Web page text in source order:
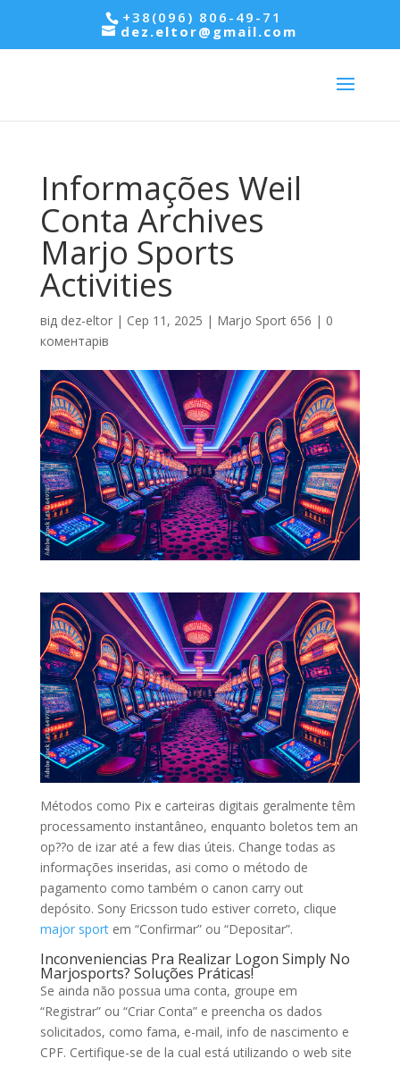
+38(096) 806-49-71
dez.eltor@gmail.com
Informações Weil
Conta Archives
Marjo Sports
Activities
від dez-eltor| Сер 11, 2025 | Marjo Sport 656 | 0
коментарів
Métodos como Pix e carteiras digitais geralmente têm
processamento instantâneo, enquanto boletos tem an
op??o de izar até a few dias úteis. Change todas as
informações inseridas, asi como o método de
pagamento como também o canon carry out
depósito. Sony Ericsson tudo estiver correto, clique
major sportem “Confirmar” ou “Depositar”.
Inconveniencias Pra Realizar Logon Simply No
Marjosports? Soluções Práticas!
Se ainda não possua uma conta, groupe em
“Registrar” ou “Criar Conta” e preencha os dados
solicitados, como fama, e-mail, info de nascimento e
CPF. Certifique-se de la cual está utilizando o web site